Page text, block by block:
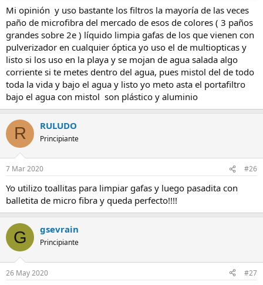
Mi opinión y uso bastante los filtros la mayoría de las veces
paño de microfibra del mercado de esos de colores ( 3 paños
grandes sobre 2e ) líquido limpia gafas de los que vienen con
pulverizador en cualquier óptica yo uso el de multiopticas y
listo si los uso en la playa y se mojan de agua salada algo
corriente si te metes dentro del agua, pues mistol del de todo
toda la vida y bajo el agua y listo yo meto asta el portafiltro
bajo el agua con mistol son plástico y aluminio
R RULUDO
Principiante
7 Mar 2020 #26
Yo utilizo toallitas para limpiar gafas y luego pasadita con
balletita de micro fibra y queda perfecto!!!!
G gsevrain
Principiante
26 May 2020 #27